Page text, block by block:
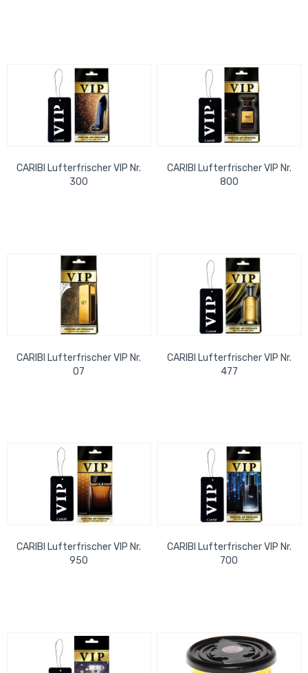
CARIBI Lufterfrischer VIP Nr.
300
CARIBI Lufterfrischer VIP Nr.
800
CARIBI Lufterfrischer VIP Nr.
07
CARIBI Lufterfrischer VIP Nr.
477
CARIBI Lufterfrischer VIP Nr.
950
CARIBI Lufterfrischer VIP Nr.
700